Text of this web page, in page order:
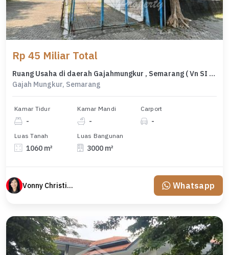
Rp 45 Miliar Total
Ruang Usaha di daerah Gajahmungkur , Semarang ( Vn SI 8346 )
Gajah Mungkur, Semarang
Kamar Tidur
-
Kamar Mandi
-
Carport
-
Luas Tanah
1060 m²
Luas Bangunan
3000 m²
Vonny Christina Whatsapp